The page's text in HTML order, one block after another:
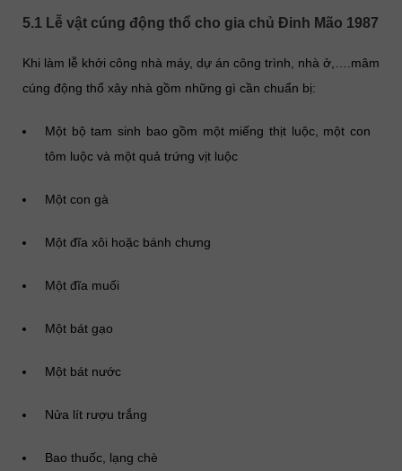
5.1 Lễ vật cúng động thổ cho gia chủ Đinh Mão 1987
Khi làm lễ khởi công nhà máy, dự án công trình, nhà ở,….mâm
cúng động thổ xây nhà gồm những gì cần chuẩn bị:
Một bộ tam sinh bao gồm một miếng thịt luộc, một con
tôm luộc và một quả trứng vịt luộc
Một con gà
Một đĩa xôi hoặc bánh chưng
Một đĩa muối
Một bát gạo
Một bát nước
Nửa lít rượu trắng
Bao thuốc, lạng chè